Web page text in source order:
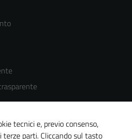
tecnici e, previo consenso,
terze parti. Cliccando sul tasto